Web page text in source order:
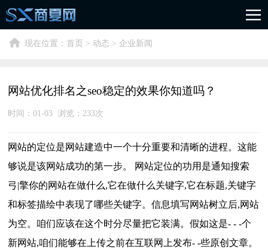
现在位置： 首页 > 动态 > 企业新闻
网站优化排名之seo稳定的效果你知道吗？
时间：01-03 浏览： 233次
网站的定位是网站建造中一个十分重要和清晰的进程。这能
够说是该网站成功的第一步。 网站定位的功用是通知搜索
弓|擎你的网站在做什么,它在做什么关键字,它在标题,关键字
和标签描绘中表现了哪些关键字。信息填写网站树立后,网站
为空。咱们应该在这个时分尽量把它装满。假如这是- - -个
新网站,咱们能够在上传之前在互联网上发布- -些原创文章。